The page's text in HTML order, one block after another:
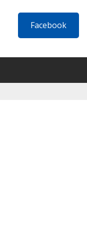
Facebook